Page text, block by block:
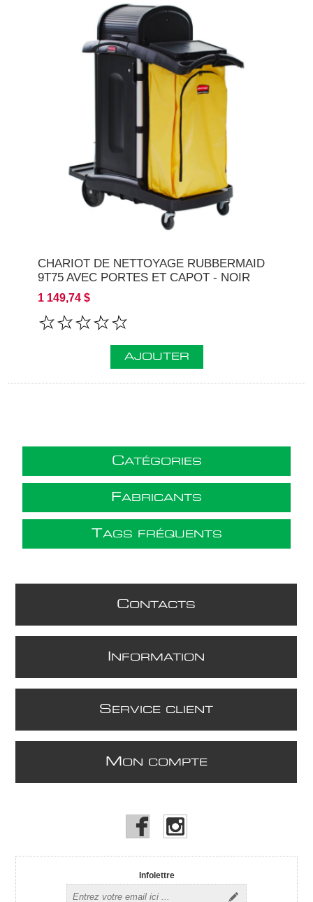
CHARIOT DE NETTOYAGE RUBBERMAID
9T75 AVEC PORTES ET CAPOT - NOIR
1 149,74 $
AJOUTER
CATÉGORIES
FABRICANTS
AGS FRÉQUENTS
CONTACTS
NFORMATION
S ERVICE CLIENT
M ON COMPTE
Infolettre